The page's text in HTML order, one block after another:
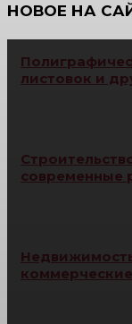
НОВОЕ НА
листовок и
современные